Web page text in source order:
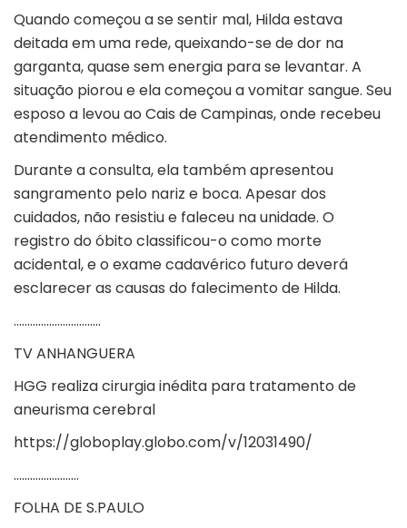
Quando começou a se sentir mal, Hilda estava
deitada em uma rede, queixando-se de dor na
garganta, quase sem energia para se levantar. A
situação piorou e ela começou a vomitar sangue. Seu
esposo a levou ao Cais de Campinas, onde recebeu
atendimento médico.
Durante a consulta, ela também apresentou
sangramento pelo nariz e boca. Apesar dos
cuidados, não resistiu e faleceu na unidade. O
registro do óbito classificou-o como morte
acidental, e o exame cadavérico futuro deverá
esclarecer as causas do falecimento de Hilda.
…………………………..
TV ANHANGUERA
HGG realiza cirurgia inédita para tratamento de
aneurisma cerebral
https://globoplay.globo.com/v/12031490/
……………………
FOLHA DE S.PAULO